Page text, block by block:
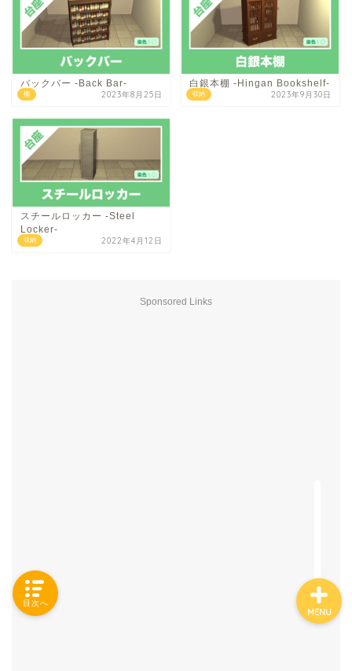
棚
バックバー -Back Bar-
2023年8月25日 収納
白銀本棚 -Hingan Bookshelf-
2023年9月30日
収納
スチールロッカー -Steel
Locker-
2022年4月12日
Sponsored Links
MENU
目次へ